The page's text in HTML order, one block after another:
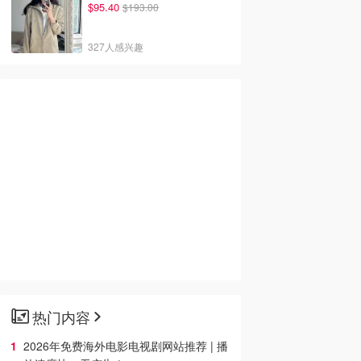
$95.40 $193.00
327人感兴趣
热门内容
2026年免费海外电影电视剧网站推荐 | 播